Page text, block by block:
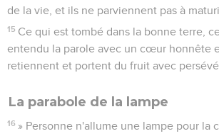
de la vie, et ils ne parviennent pas à
15 Ce qui est tombé dans la bonne terre,
entendu la parole avec un cœur honnête
retiennent et portent du fruit avec
La parabole de la lampe
16 » Personne n'allume une lampe pour la